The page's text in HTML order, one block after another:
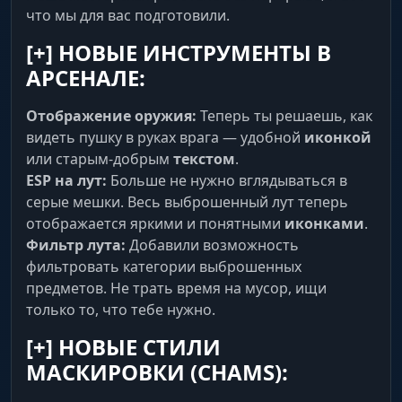
Стрельба и Камера
Преимущество. No Recoil с настройкой
процента компенсации. 100% EoKa
гарантирует выстрел с первого удара. Debug
Camera позволяет летать камерой для обзора.
Система и Мир
Комфорт. AutoFarmBot сам добудет ресурсы.
Боевой режим (Battle Mode) скроет лишнее в
бою. Сохранение конфигов и выбор языка
(RU/EN).
что мы для вас подготовили.
[+] НОВЫЕ ИНСТРУМЕНТЫ В
АРСЕНАЛЕ:
Отображение оружия: Теперь ты решаешь, как
видеть пушку в руках врага — удобной иконкой
или старым-добрым текстом.
ESP на лут: Больше не нужно вглядываться в
серые мешки. Весь выброшенный лут теперь
отображается яркими и понятными иконками.
Фильтр лута: Добавили возможность
фильтровать категории выброшенных
предметов. Не трать время на мусор, ищи
только то, что тебе нужно.
[+] НОВЫЕ СТИЛИ
МАСКИРОВКИ (CHAMS):